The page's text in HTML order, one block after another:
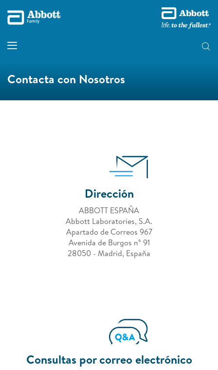
Contacta con Nosotros
Dirección
ABBOTT ESPAÑA
Abbott Laboratories, S.A.
Apartado de Correos 967
Avenida de Burgos nº 91
28050 - Madrid, España
Consultas por correo electrónico